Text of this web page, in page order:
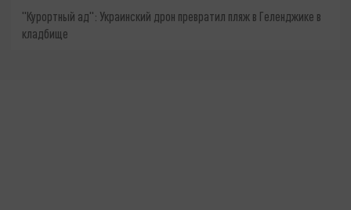
"Курортный ад": Украинский дрон превратил пляж в Геленджике в
кладбище